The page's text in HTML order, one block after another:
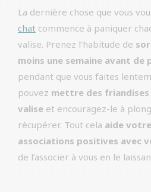
La dernière chose que vous
chat commence à paniquer
valise. Prenez l’habitude de
moins une semaine avant de
pendant que vous faites
pouvez mettre des
valise et encouragez-le à
récupérer. Tout cela aide
associations positives avec
de l’associer à vous en le